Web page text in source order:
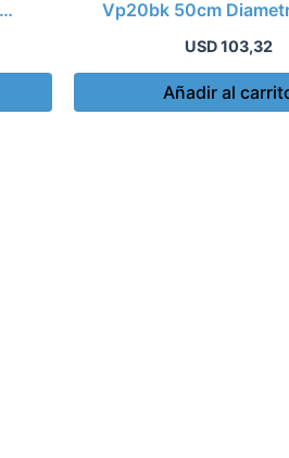
páginaVp20bk 50cm
USD103,32
Añadir al